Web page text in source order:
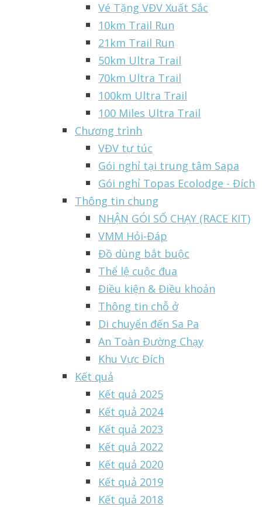
Vé Tặng VĐV Xuất Sắc
10km Trail Run
21km Trail Run
50km Ultra Trail
70km Ultra Trail
100km Ultra Trail
100 Miles Ultra Trail
Chương trình
VĐV tự túc
Gói nghỉ tại trung tâm Sapa
Gói nghỉ Topas Ecolodge - Đích
Thông tin chung
NHẬN GÓI SỐ CHẠY (RACE KIT)
VMM Hỏi-Đáp
Đồ dùng bắt buộc
Thể lệ cuộc đua
Điều kiện & Điều khoản
Thông tin chỗ ở
Di chuyển đến Sa Pa
An Toàn Đường Chạy
Khu Vực Đích
Kết quả
Kết quả 2025
Kết quả 2024
Kết quả 2023
Kết quả 2022
Kết quả 2020
Kết quả 2019
Kết quả 2018